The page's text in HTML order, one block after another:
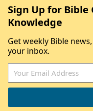
Sign Up for Bible
Knowledge
Get weekly Bible
your inbox.